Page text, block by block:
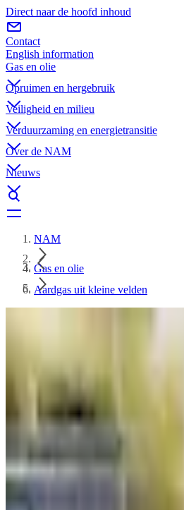
Direct naar de hoofd inhoud
Contact
English information
Gas en olie
Opruimen en hergebruik
Veiligheid en milieu
Verduurzaming en energietransitie
Over de NAM
Nieuws
NAM
Gas en olie
Aardgas uit kleine velden